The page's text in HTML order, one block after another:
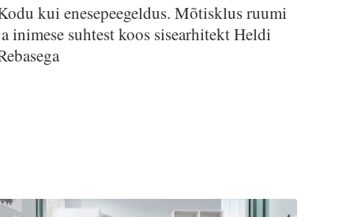
kui enesepeegeldus. Mõtisklus ruumi
inimese suhtest koos sisearhitekt Heldi